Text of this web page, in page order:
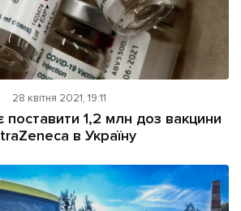
28 квітня 2021, 19:11
1,2 млн доз вакцини
в Україну